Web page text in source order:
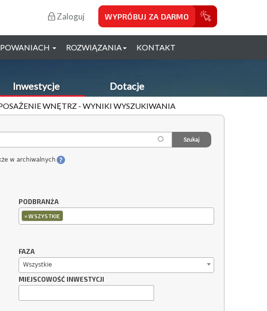
Zaloguj WYPRÓBUJ ZA DARMO
ROZWIĄZANIA KONTAKT
Inwestycje Dotacje
WNĘTRZ - WYNIKI WYSZUKIWANIA
w archiwalnych
PODBRANŻA
×WSZYSTKIE
FAZA
Wszystkie
MIEJSCOWOŚĆ INWESTYCJI